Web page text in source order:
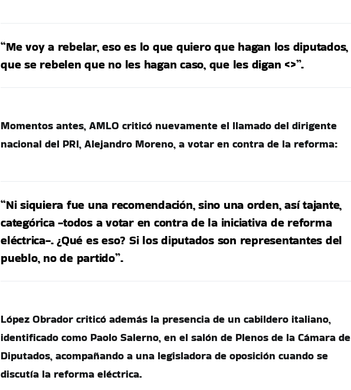
“Me voy a rebelar, eso es lo que quiero que hagan los diputados,
que se rebelen que no les hagan caso, que les digan <>”.
Momentos antes, AMLO criticó nuevamente el llamado del dirigente
nacional del PRI, Alejandro Moreno, a votar en contra de la reforma:
“Ni siquiera fue una recomendación, sino una orden, así tajante,
categórica -todos a votar en contra de la iniciativa de reforma
eléctrica-. ¿Qué es eso? Si los diputados son representantes del
pueblo, no de partido”.
López Obrador criticó además la presencia de un cabildero italiano,
identificado como Paolo Salerno, en el salón de Plenos de la Cámara de
Diputados, acompañando a una legisladora de oposición cuando se
discutía la reforma eléctrica.